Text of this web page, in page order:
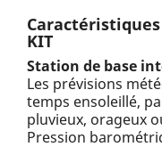
KIT
Station de base
Les prévisions
temps ensoleillé,
pluvieux, orageux
Pression